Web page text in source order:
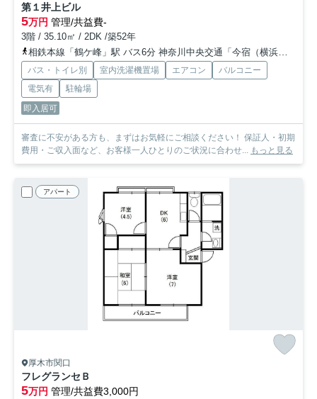
第１井上ビル
5万円 管理/共益費-
3階 / 35.10㎡ / 2DK /築52年
相鉄本線「鶴ケ峰」駅 バス6分 神奈川中央交通「今宿（横浜市）」 停歩2分
バス・トイレ別 室内洗濯機置場 エアコン
バルコニー
電気有
駐輪場
即入居可
審査に不安がある方も、まずはお気軽にご相談ください！ 保証人・初期
費用・ご収入面など、お客様一人ひとりのご状況に合わせ... もっと見る
アパート
厚木市関口
フレグランセＢ
5万円 管理/共益費3,000円